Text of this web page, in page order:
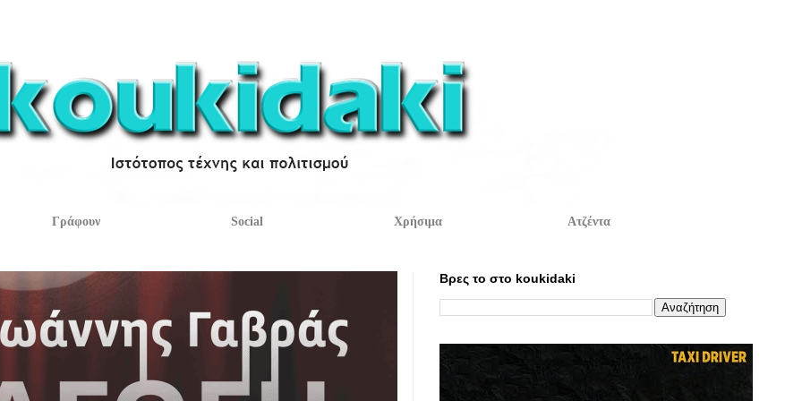
Γράφουν Social Χρήσιμα Ατζέντα
Βρες το στο koukidaki